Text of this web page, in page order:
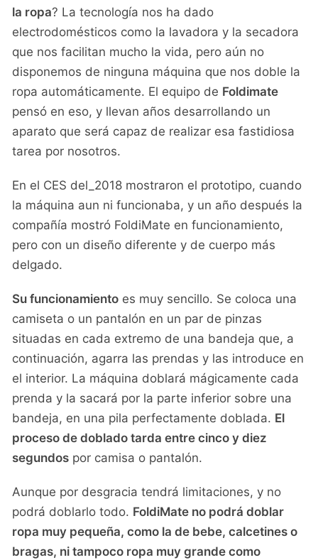
la ropa? La tecnología nos ha dado
electrodomésticos como la lavadora y la secadora
que nos facilitan mucho la vida, pero aún no
disponemos de ninguna máquina que nos doble la
ropa automáticamente. El equipo de Foldimate
pensó en eso, y llevan años desarrollando un
aparato que será capaz de realizar esa fastidiosa
tarea por nosotros.
En el CES del_2018 mostraron el prototipo, cuando
la máquina aun ni funcionaba, y un año después la
compañía mostró FoldiMate en funcionamiento,
pero con un diseño diferente y de cuerpo más
delgado.
Su funcionamiento es muy sencillo. Se coloca una
camiseta o un pantalón en un par de pinzas
situadas en cada extremo de una bandeja que, a
continuación, agarra las prendas y las introduce en
el interior. La máquina doblará mágicamente cada
prenda y la sacará por la parte inferior sobre una
bandeja, en una pila perfectamente doblada. El
proceso de doblado tarda entre cinco y diez
segundos por camisa o pantalón.
Aunque por desgracia tendrá limitaciones, y no
podrá doblarlo todo. FoldiMate no podrá doblar
ropa muy pequeña, como la de bebe, calcetines o
bragas, ni tampoco ropa muy grande como